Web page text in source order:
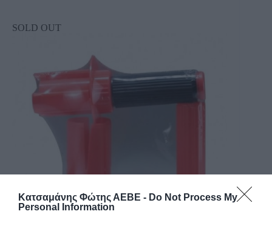
Κατσαμάνης Φώτης ΑΕΒΕ - Do Not Process My
Personal Information
SOLD OUT